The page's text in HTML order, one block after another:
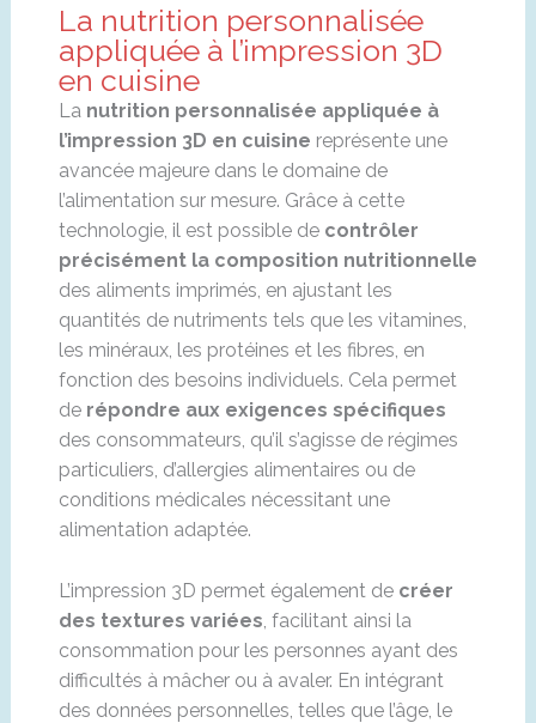
La nutrition personnalisée
appliquée à l’impression 3D
en cuisine
La nutrition personnalisée appliquée à
l’impression 3D en cuisine représente une
avancée majeure dans le domaine de
l’alimentation sur mesure. Grâce à cette
technologie, il est possible de contrôler
précisément la composition nutritionnelle
des aliments imprimés, en ajustant les
quantités de nutriments tels que les vitamines,
les minéraux, les protéines et les fibres, en
fonction des besoins individuels. Cela permet
de répondre aux exigences spécifiques
des consommateurs, qu’il s’agisse de régimes
particuliers, d’allergies alimentaires ou de
conditions médicales nécessitant une
alimentation adaptée.
L’impression 3D permet également de créer
des textures variées , facilitant ainsi la
consommation pour les personnes ayant des
difficultés à mâcher ou à avaler. En intégrant
des données personnelles, telles que l’âge, le